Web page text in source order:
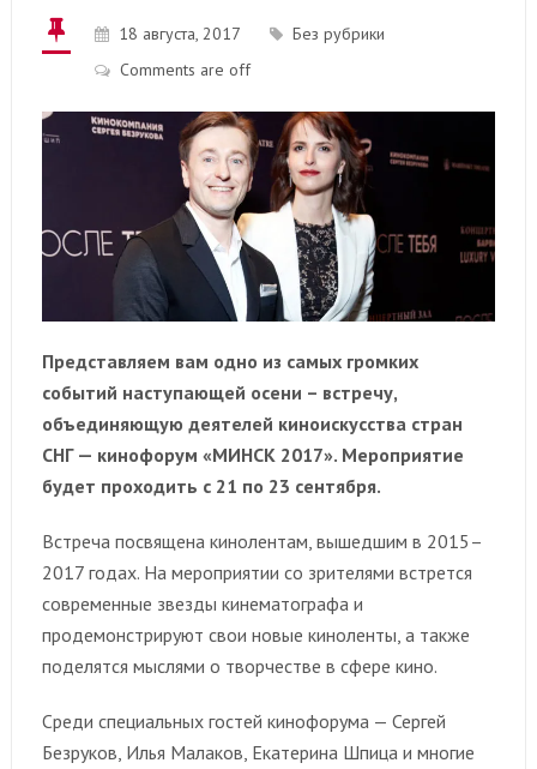
18 августа, 2017
Без рубрики
Comments are off
Представляем вам одно из самых громких
событий наступающей осени – встречу,
объединяющую деятелей киноискусства стран
СНГ — кинофорум «МИНСК 2017». Мероприятие
будет проходить с 21 по 23 сентября.
Встреча посвящена кинолентам, вышедшим в 2015–
2017 годах. На мероприятии со зрителями встрется
современные звезды кинематографа и
продемонстрируют свои новые киноленты, а также
поделятся мыслями о творчестве в сфере кино.
Среди специальных гостей кинофорума — Сергей
Безруков, Илья Малаков, Екатерина Шпица и многие